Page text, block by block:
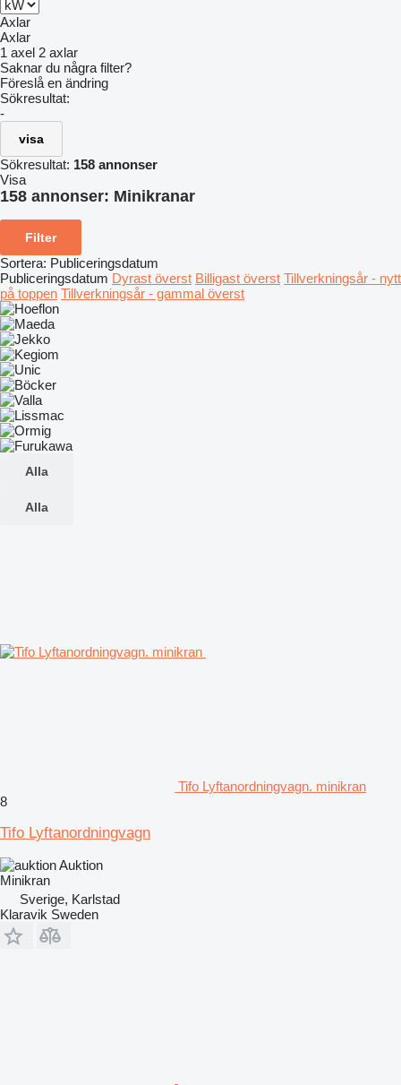
Axlar
Axlar
1 axel 2 axlar
Saknar du några filter?
Föreslå en ändring
Sökresultat:
-
visa
Sökresultat: 158 annonser
Visa
158 annonser: Minikranar
Filter
Sortera: Publiceringsdatum
Publiceringsdatum Dyrast överst Billigast överst Tillverkningsår - nytt
på toppen Tillverkningsår - gammal överst
Alla
Alla
Tifo Lyftanordningvagn. minikran
8
Tifo Lyftanordningvagn
Auktion
Minikran
Sverige, Karlstad
Klaravik Sweden